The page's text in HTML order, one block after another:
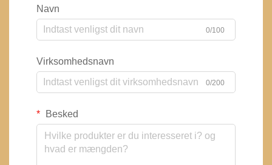
Navn
0/100
Virksomhedsnavn
0/200
Besked